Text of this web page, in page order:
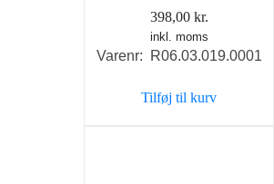
398,00 kr.
inkl. moms
Varenr: R06.03.019.0001
Tilføj til kurv